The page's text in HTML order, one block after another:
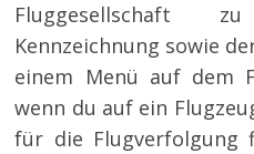
Fluggesellschaft
Kennzeichnung sowie
einem Menü auf dem
wenn du auf ein
für die Flugverfolgung